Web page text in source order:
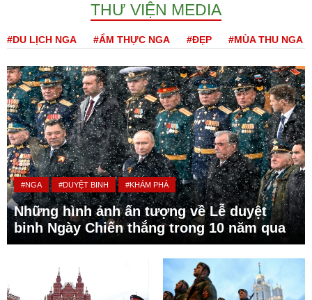
THƯ VIỆN MEDIA
#DU LỊCH NGA #ẨM THỰC NGA #ĐẸP #MÙA THU NGA
#NGA #DUYỆT BINH #KHÁM PHÁ
Những hình ảnh ấn tượng về Lễ duyệt
binh Ngày Chiến thắng trong 10 năm qua